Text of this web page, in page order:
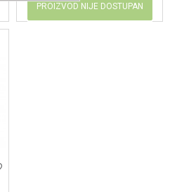
PROIZVOD NIJE DOSTUPAN